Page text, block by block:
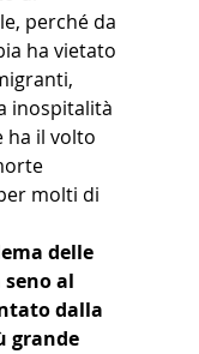
perché da
ha vietato
inospitalità
ha il volto
molti di
delle
al
dalla
grande